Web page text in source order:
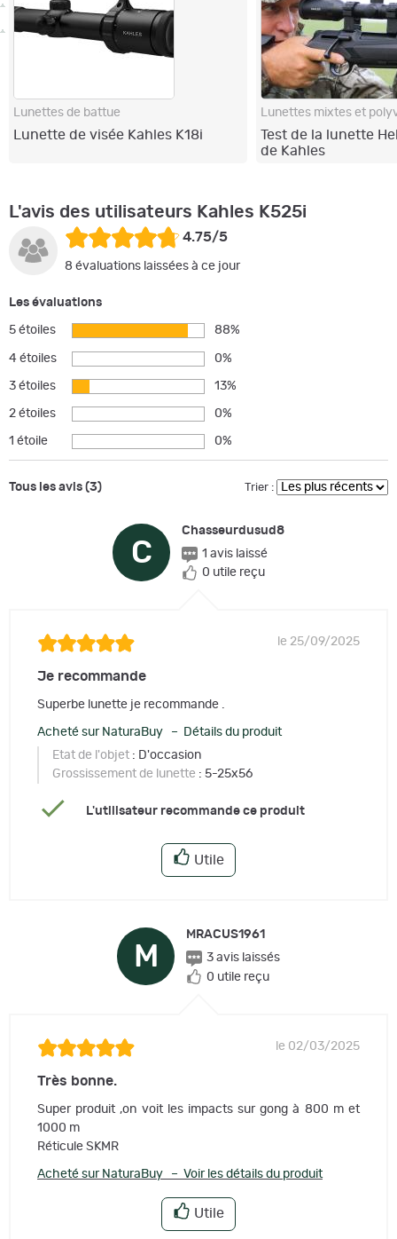
Lunettes de battue
Lunette de visée Kahles K18i
Lunettes mixtes et
Test de la lunette
de Kahles
L'avis des utilisateurs Kahles K525i
4.75/5
8 évaluations laissées à ce jour
Les évaluations
5 étoiles 88%
4 étoiles 0%
3 étoiles 13%
2 étoiles 0%
1 étoile 0%
Tous les avis (3) Trier :
C
Chasseurdusud8
1 avis laissé
0 utile reçu
le 25/09/2025
Je recommande
Superbe lunette je recommande .
Acheté sur NaturaBuy – Détails du produit
Etat de l'objet : D'occasion
Grossissement de lunette : 5-25x56
L'utilisateur recommande ce produit
Utile
M
MRACUS1961
3 avis laissés
0 utile reçu
le 02/03/2025
Très bonne.
Super produit ,on voit les impacts sur gong à 800 m et
1000 m
Réticule SKMR
Acheté sur NaturaBuy – Voir les détails du produit
Utile